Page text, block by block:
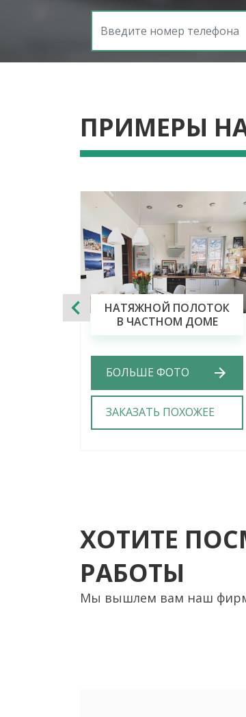
ПРИМЕРЫ
НАТЯЖНОЙ ПОЛОТОК
В ЧАСТНОМ ДОМЕ
БОЛЬШЕ ФОТО
ЗАКАЗАТЬ ПОХОЖЕЕ
ХОТИТЕ
РАБОТЫ
Мы вышлем вам наш